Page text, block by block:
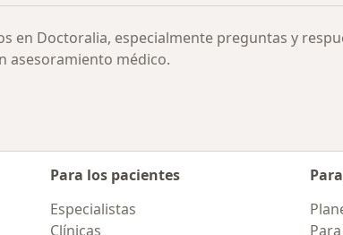
en Doctoralia, especialmente preguntas y
asesoramiento médico.
Para los pacientes
Especialistas
Clínicas